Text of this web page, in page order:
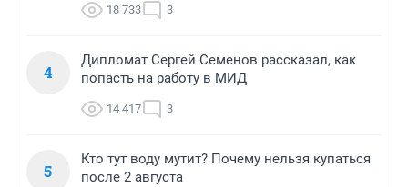
18 733 3
4
Дипломат Сергей Семенов рассказал, как
попасть на работу в МИД
14 417 3
5
Кто тут воду мутит? Почему нельзя купаться
после 2 августа